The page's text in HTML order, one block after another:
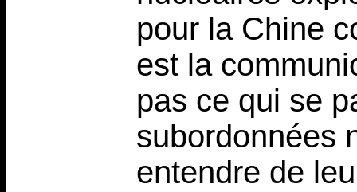
pour la Chine
est la
pas ce qui se
subordonnées
entendre de